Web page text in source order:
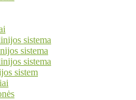
sistema
sistema
sistema
sistem